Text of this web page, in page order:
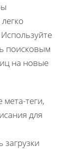
поисковым
на новые
теги,
для
загрузки